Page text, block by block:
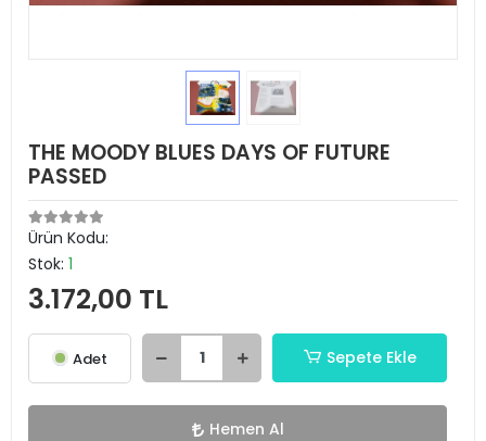
THE MOODY BLUES DAYS OF FUTURE
PASSED
Ürün Kodu:
Stok: 1
3.172,00 TL
Adet Sepete Ekle
Hemen Al